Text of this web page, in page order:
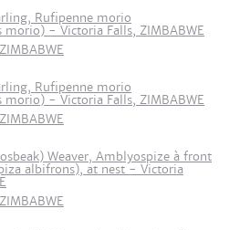
Rufipenne morio
morio) - Victoria Falls, ZIMBABWE
Rufipenne morio
morio) - Victoria Falls, ZIMBABWE
Weaver, Amblyospize à front
albifrons), at nest - Victoria